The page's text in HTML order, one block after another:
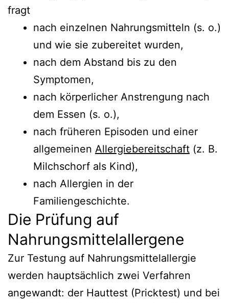
fragt
nach einzelnen Nahrungsmitteln (s. o.)
und wie sie zubereitet wurden,
nach dem Abstand bis zu den
Symptomen,
nach körperlicher Anstrengung nach
dem Essen (s. o.),
nach früheren Episoden und einer
allgemeinen Allergiebereitschaft (z. B.
Milchschorf als Kind),
nach Allergien in der
Familiengeschichte.
Die Prüfung auf
Nahrungsmittelallergene
Zur Testung auf Nahrungsmittelallergie
werden hauptsächlich zwei Verfahren
angewandt: der Hauttest (Pricktest) und bei